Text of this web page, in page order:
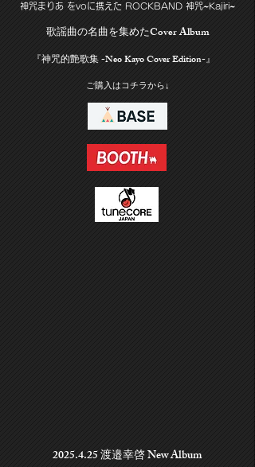
神咒まりあ をvoに携えた ROCKBAND 神咒~Kajiri~
歌謡曲の名曲を集めたCover Album
『神咒的艶歌集 -Neo Kayo Cover Edition-』
ご購入はコチラから↓
2025.4.25渡邉幸啓 New Album